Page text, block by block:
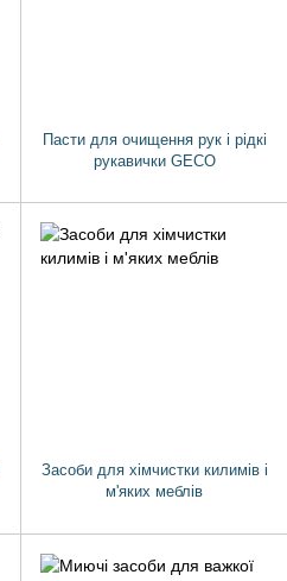
Пасти для очищення рук і рідкі
рукавички GECO
Засоби для хімчистки килимів і
м'яких меблів